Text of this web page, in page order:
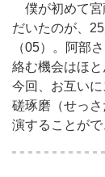
僕が初めて宮
だいたのが、
（05）。阿部
絡む機会はほ
今回、お互い
磋琢磨（せっ
演することがで